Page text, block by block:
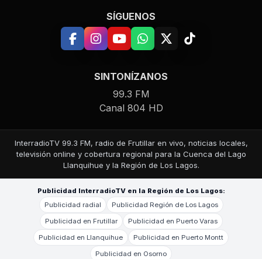
SÍGUENOS
SINTONÍZANOS
99.3 FM
Canal 804 HD
InterradioTV 99.3 FM, radio de Frutillar en vivo, noticias locales,
televisión online y cobertura regional para la Cuenca del Lago
Llanquihue y la Región de Los Lagos.
Publicidad InterradioTV en la Región de Los Lagos:
Publicidad radial
Publicidad Región de Los Lagos
Publicidad en Frutillar
Publicidad en Puerto Varas
Publicidad en Llanquihue
Publicidad en Puerto Montt
Publicidad en Osorno